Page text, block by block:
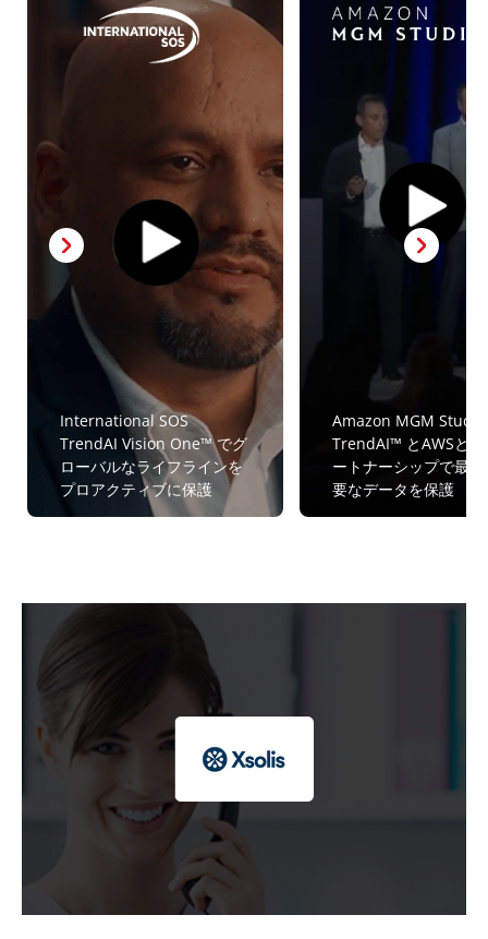
International SOS
TrendAI Vision One™ でグ
ローバルなライフラインを
プロアクティブに保護
Amazon MGM
TrendAI™ とAWSとの
ートナーシップで最
要なデータを保護